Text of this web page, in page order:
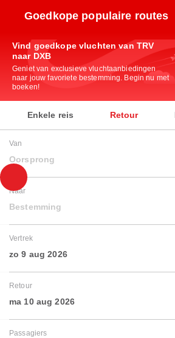
Goedkope populaire routes
Vind goedkope vluchten van TRV
naar DXB
Geniet van exclusieve vluchtaanbiedingen
naar jouw favoriete bestemming. Begin nu met
boeken!
Enkele reis Retour
Van
Oorsprong
Naar
Bestemming
Vertrek
zo 9 aug 2026
Retour
ma 10 aug 2026
Passagiers